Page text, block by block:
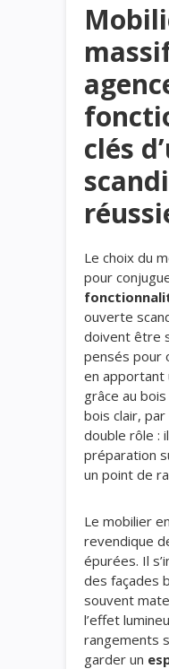
clés
Le choix du
pour
ouverte
doivent être
pensés pour
en apportant
grâce au
bois clair,
double rôle :
préparation
un point de
Le mobilier
revendique
épurées. Il
des façades
souvent
l’effet
rangements
garder un